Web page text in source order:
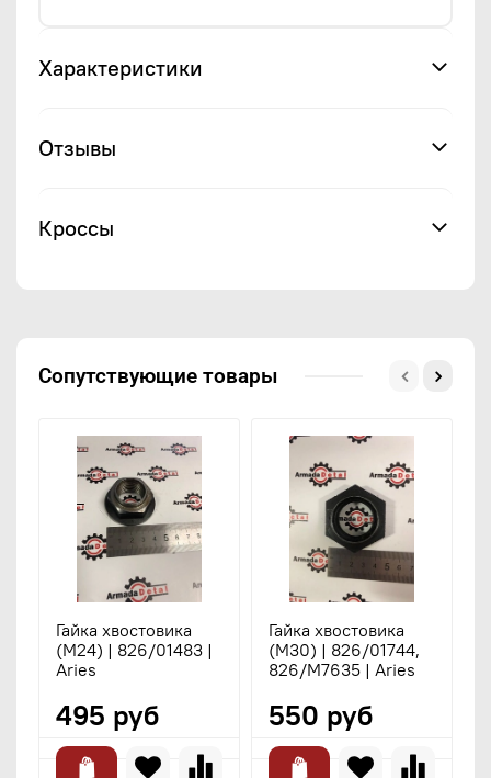
Характеристики
Отзывы
Кроссы
Сопутствующие товары
Гайка хвостовика
(M24) | 826/01483 |
Aries
495 руб
Гайка хвостовика
(М30) | 826/01744,
826/M7635 | Aries
550 руб